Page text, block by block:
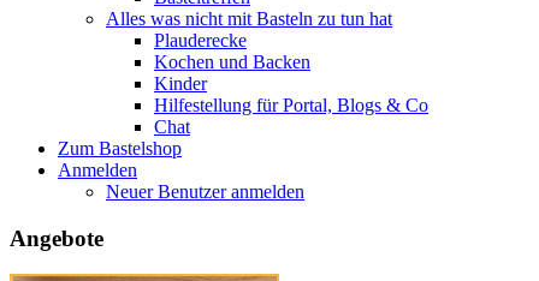
Alles was nicht mit Basteln zu tun hat
Plauderecke
Kochen und Backen
Kinder
Hilfestellung für Portal, Blogs & Co
Chat
Zum Bastelshop
Anmelden
Neuer Benutzer anmelden
Angebote